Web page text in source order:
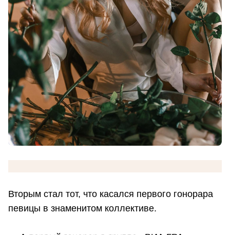
Вторым стал тот, что касался первого гонорара
певицы в знаменитом коллективе.